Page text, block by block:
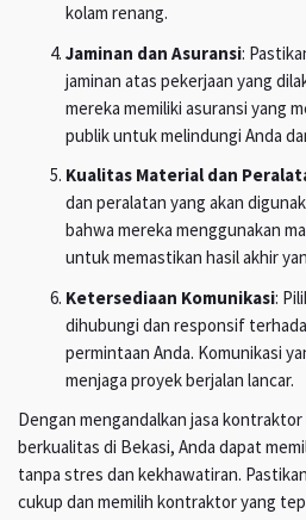
kolam renang.
Jaminan dan Asuransi:
jaminan atas pekerjaan yang
mereka memiliki asuransi yang
publik untuk melindungi Anda
Kualitas Material dan
dan peralatan yang akan
bahwa mereka menggunakan
untuk memastikan hasil akhir
Ketersediaan Komunikasi:
dihubungi dan responsif
permintaan Anda. Komunikasi
menjaga proyek berjalan lancar.
Dengan mengandalkan jasa
berkualitas di Bekasi, Anda dapat
tanpa stres dan kekhawatiran.
cukup dan memilih kontraktor yang